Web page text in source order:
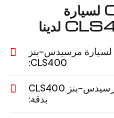
خدمات مفاصل CV لسيارة
فحص مفصل CV لسيارة مرسيدس-بنز
CLS400:
استبدال مفصل CV لمرسيدس-بنز CLS400
بدقة: